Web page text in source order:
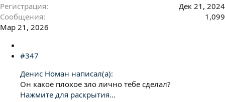
Регистрация
Дек 21, 2024
Сообщения
1,099
Мар 21, 2026
#347
Денис Номан написал(а):
Он какое плохое зло лично тебе сделал?
Нажмите для раскрытия...